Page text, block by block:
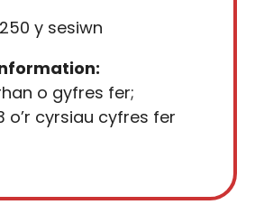
y sesiwn
o gyfres fer;
o’r cyrsiau cyfres fer